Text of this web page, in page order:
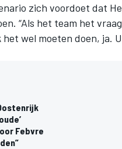
zich voordoet dat
“Als het team het
wel moeten doen, ja.
Febvre